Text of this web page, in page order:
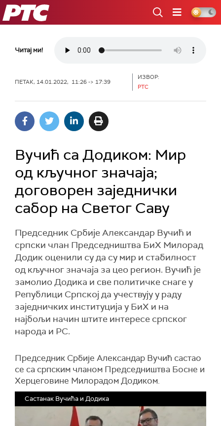
РТС
Читај ми!
ПЕТАК, 14.01.2022, 11:26 -> 17:39
ИЗВОР:
РТС
Вучић са Додиком: Мир
од кључног значаја;
договорен заједнички
сабор на Светог Саву
Председник Србије Александар Вучић и
српски члан Председништва БиХ Милорад
Додик оценили су да су мир и стабилност
од кључног значаја за цео регион. Вучић је
замолио Додика и све политичке снаге у
Републици Српској да учествују у раду
заједничких институција у БиХ и на
најбољи начин штите интересе српског
народа и РС.
Председник Србије Александар Вучић састао
се са српским чланом Председништва Босне и
Херцеговине Милорадом Додиком.
Састанак Вучића и Додика